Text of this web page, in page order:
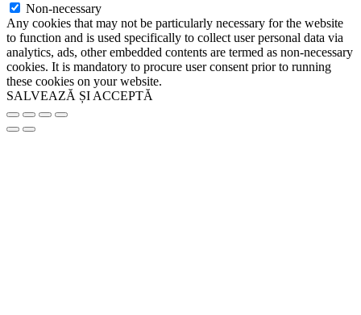
Non-necessary
Any cookies that may not be particularly necessary for the website
to function and is used specifically to collect user personal data via
analytics, ads, other embedded contents are termed as non-necessary
cookies. It is mandatory to procure user consent prior to running
these cookies on your website.
SALVEAZĂ ȘI ACCEPTĂ